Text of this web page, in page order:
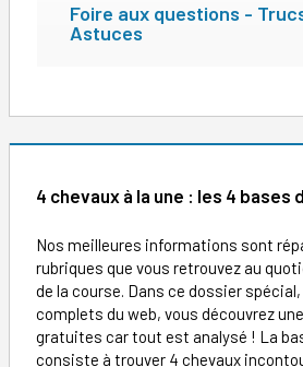
Foire aux questions -
Astuces
4 chevaux à la une : les 4 bases
Nos meilleures informations sont
rubriques que vous retrouvez au
de la course. Dans ce dossier spécial,
complets du web, vous découvrez
gratuites car tout est analysé ! La
consiste à trouver 4 chevaux